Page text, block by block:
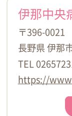
伊那中央
〒396-0021
長野県 伊那
TEL
https://